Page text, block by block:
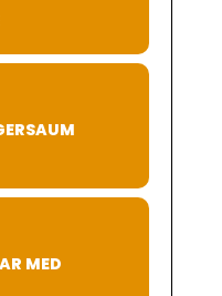
MED